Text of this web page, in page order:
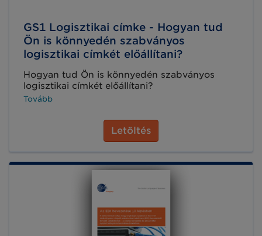
GS1 Logisztikai címke - Hogyan tud
Ön is könnyedén szabványos
logisztikai címkét előállítani?
Hogyan tud Ön is könnyedén szabványos
logisztikai címkét előállítani?
Tovább
Letöltés